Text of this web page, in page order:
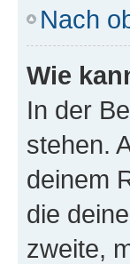
Nach
Wie
In der
stehen.
deinem
die
zweite,